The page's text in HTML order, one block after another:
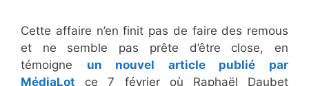
Cette affaire n’en finit pas de faire des remous
et ne semble pas prête d’être close, en
témoigne un nouvel article publié par
MédiaLot ce 7 février où Raphaël Daubet